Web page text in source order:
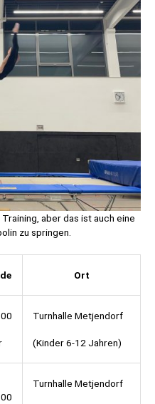
aber das ist auch eine
zu springen.
Ort
Turnhalle Metjendorf
(Kinder 6-12 Jahren)
Turnhalle Metjendorf